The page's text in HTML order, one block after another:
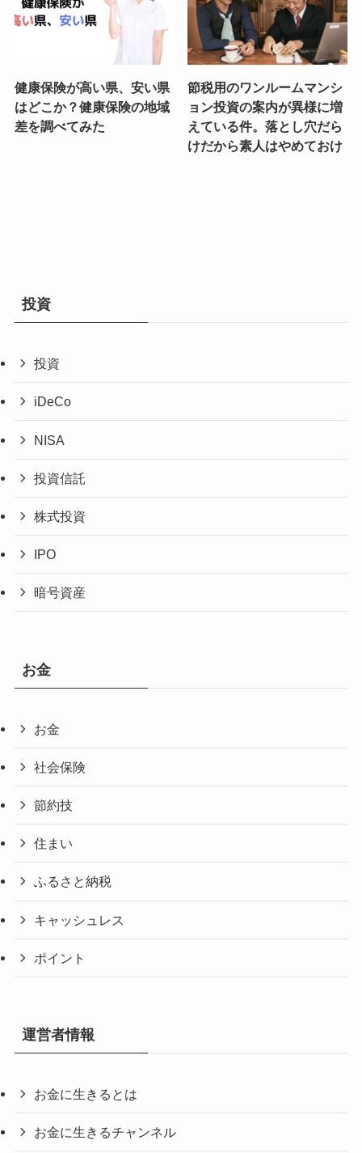
健康保険が高い県、安い県
はどこか？健康保険の地域
差を調べてみた
節税用のワンルームマンシ
ョン投資の案内が異様に増
えている件。落とし穴だら
けだから素人はやめておけ
投資
投資
iDeCo
NISA
投資信託
株式投資
IPO
暗号資産
お金
お金
社会保険
節約技
住まい
ふるさと納税
キャッシュレス
ポイント
運営者情報
お金に生きるとは
お金に生きるチャンネル